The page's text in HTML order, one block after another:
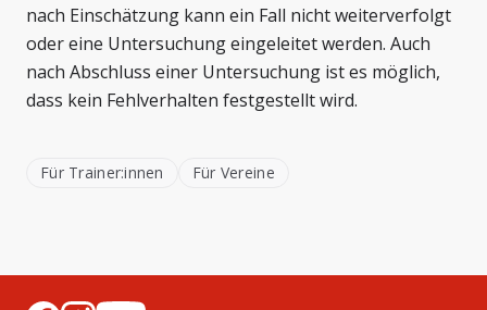
nach Einschätzung kann ein Fall nicht weiterverfolgt
oder eine Untersuchung eingeleitet werden. Auch
nach Abschluss einer Untersuchung ist es möglich,
dass kein Fehlverhalten festgestellt wird.
Für Trainer:innen Für Vereine